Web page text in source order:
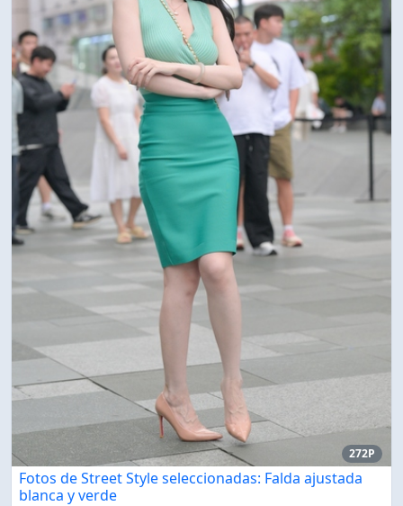
272P
Fotos de Street Style seleccionadas: Falda ajustada
blanca y verde